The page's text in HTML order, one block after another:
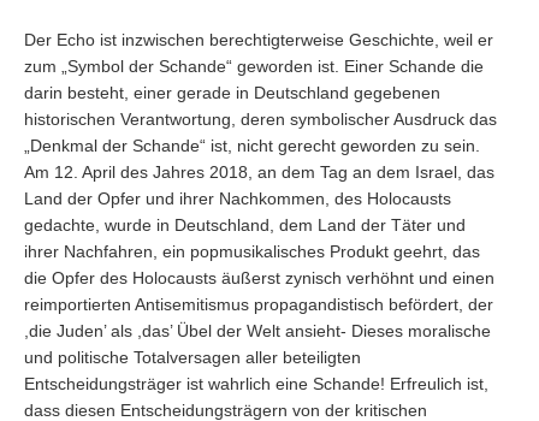
Der Echo ist inzwischen berechtigterweise Geschichte, weil er
zum „Symbol der Schande“ geworden ist. Einer Schande die
darin besteht, einer gerade in Deutschland gegebenen
historischen Verantwortung, deren symbolischer Ausdruck das
„Denkmal der Schande“ ist, nicht gerecht geworden zu sein.
Am 12. April des Jahres 2018, an dem Tag an dem Israel, das
Land der Opfer und ihrer Nachkommen, des Holocausts
gedachte, wurde in Deutschland, dem Land der Täter und
ihrer Nachfahren, ein popmusikalisches Produkt geehrt, das
die Opfer des Holocausts äußerst zynisch verhöhnt und einen
reimportierten Antisemitismus propagandistisch befördert, der
,die Juden’ als ,das’ Übel der Welt ansieht- Dieses moralische
und politische Totalversagen aller beteiligten
Entscheidungsträger ist wahrlich eine Schande! Erfreulich ist,
dass diesen Entscheidungsträgern von der kritischen